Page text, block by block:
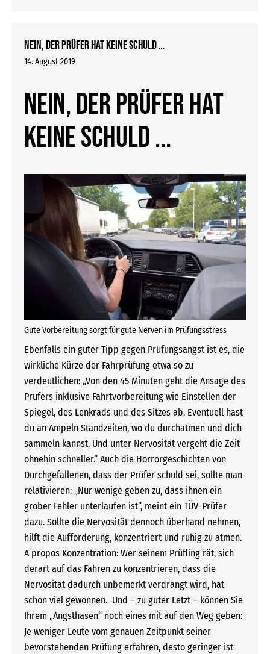
Nein, der Prüfer hat keine Schuld …
14. August 2019
Nein, der Prüfer hat
keine Schuld ...
Gute Vorbereitung sorgt für gute Nerven im Prüfungsstress
Ebenfalls ein guter Tipp gegen Prüfungsangst ist es, die
wirkliche Kürze der Fahrprüfung etwa so zu
verdeutlichen: „Von den 45 Minuten geht die Ansage des
Prüfers inklusive Fahrtvorbereitung wie Einstellen der
Spiegel, des Lenkrads und des Sitzes ab. Eventuell hast
du an Ampeln Standzeiten, wo du durchatmen und dich
sammeln kannst. Und unter Nervosität vergeht die Zeit
ohnehin schneller.“ Auch die Horrorgeschichten von
Durchgefallenen, dass der Prüfer schuld sei, sollte man
relativieren: „Nur wenige geben zu, dass ihnen ein
grober Fehler unterlaufen ist“, meint ein TÜV-Prüfer
dazu. Sollte die Nervosität dennoch überhand nehmen,
hilft die Aufforderung, konzentriert und ruhig zu atmen.
A propos Konzentration: Wer seinem Prüfling rät, sich
derart auf das Fahren zu konzentrieren, dass die
Nervosität dadurch unbemerkt verdrängt wird, hat
schon viel gewonnen. Und – zu guter Letzt – können Sie
Ihrem „Angsthasen“ noch eines mit auf den Weg geben:
Je weniger Leute vom genauen Zeitpunkt seiner
bevorstehenden Prüfung erfahren, desto geringer ist